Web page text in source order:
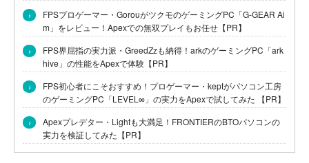
›
FPSプロゲーマー・GorouがツクモのゲーミングPC「G-GEAR Ai
m」をレビュー！Apexでの無双プレイもお任せ【PR】
›
FPS界屈指の実力派・GreedZzも納得！arkのゲーミングPC「ark
hive」の性能をApexで体験【PR】
›
FPS初心者にこそおすすめ！プロゲーマー・keptがパソコン工房
のゲーミングPC「LEVEL∞」の実力をApexで試してみた 【PR】
›
Apexプレデター・Lightも大満足！FRONTIERのBTOパソコンの
実力を検証してみた【PR】